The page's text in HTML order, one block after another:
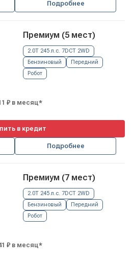
Подробнее
Премиум (5 мест)
2.0T 245 л.с. 7DCT 2WD
Бензиновый
Передний
Робот
₽ в месяц*
в кредит
Подробнее
Премиум (7 мест)
2.0T 245 л.с. 7DCT 2WD
Бензиновый
Передний
Робот
₽ в месяц*